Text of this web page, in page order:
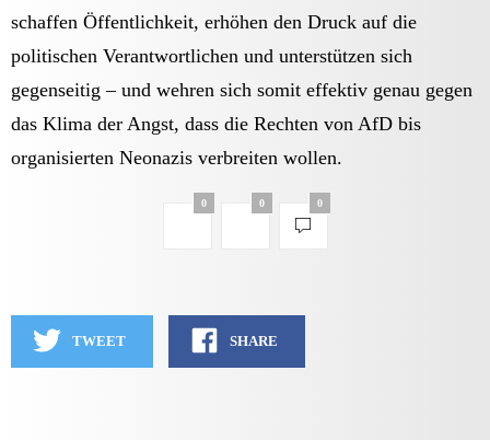
schaffen Öffentlichkeit, erhöhen den Druck auf die
politischen Verantwortlichen und unterstützen sich
gegenseitig – und wehren sich somit effektiv genau gegen
das Klima der Angst, dass die Rechten von AfD bis
organisierten Neonazis verbreiten wollen.
0 0 0
TWEET SHARE